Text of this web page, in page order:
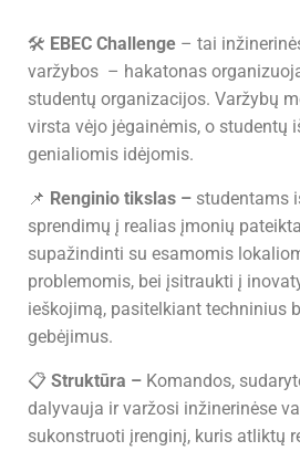
🛠️ EBEC Challenge – tai
varžybos – hakatonas
studentų organizacijos. Varžybų
virsta vėjo jėgainėmis, o studentų
genialiomis idėjomis.
📌 Renginio tikslas – studentams
sprendimų į realias įmonių
supažindinti su esamomis
problemomis, bei įsitraukti į
ieškojimą, pasitelkiant techninius
gebėjimus.
📋 Struktūra – Komandos,
dalyvauja ir varžosi inžinerinėse
sukonstruoti įrenginį, kuris atliktų